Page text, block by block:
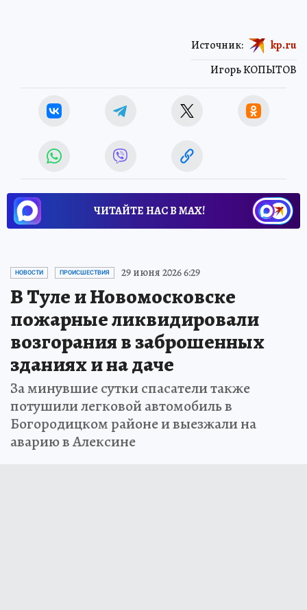
Игорь КОПЫТОВ
Источник: kp.ru
ЧИТАЙТЕ НАС В МАХ!
НОВОСТИ ПРОИСШЕСТВИЯ 29 июня 2026 6:29
В Туле и Новомосковске
пожарные ликвидировали
возгорания в заброшенных
зданиях и на даче
За минувшие сутки спасатели также
потушили легковой автомобиль в
Богородицком районе и выезжали на
аварию в Алексине